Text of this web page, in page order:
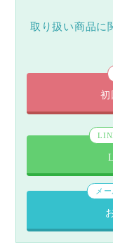
取り扱い商品に
初
メ